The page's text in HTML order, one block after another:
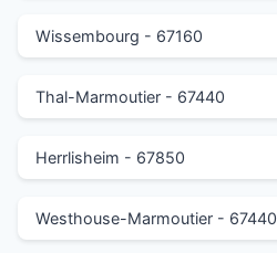
Wissembourg - 67160
Thal-Marmoutier - 67440
Herrlisheim - 67850
Westhouse-Marmoutier - 67440